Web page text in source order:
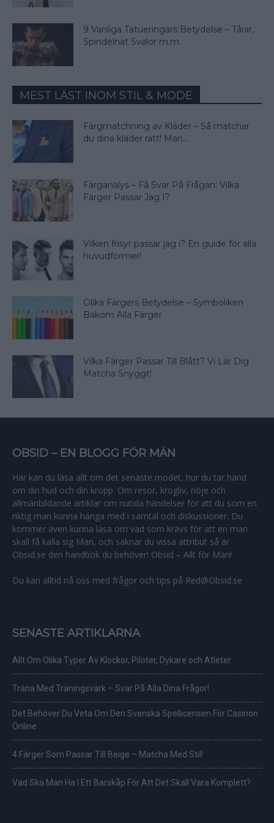
9 Vanliga Tatueringars Betydelse – Tårar,
Spindelnät Svalor m.m.
MEST LÄST INOM STIL & MODE
Färgmatchning av Kläder – Så matchar
du dina kläder rätt! Man...
Färganalys – Få Svar På Frågan: Vilka
Färger Passar Jag I?
Vilken frisyr passar jag i? En guide för alla
huvudformer!
Olika Färgers Betydelse – Symboliken
Bakom Alla Färger
Vilka Färger Passar Till Blått? Vi Lär Dig
Matcha Snyggt!
OBSID – EN BLOGG FÖR MÄN
Här kan du läsa allt om det senaste modet, hur du tar hand
om din hud och din kropp. Om resor, krogliv, nöje och
allmänbildande artiklar om nutida händelser för att du som en
riktig man kunna hänga med i samtal och diskussioner. Du
kommer även kunna läsa om vad som krävs för att en man
skall få kalla sig Man, och saknar du vissa attribut så är
Obsid.se den handbok du behöver! Obsid – Allt för Män!
Du kan alltid nå oss med frågor och tips på Red@Obsid.se
SENASTE ARTIKLARNA
Allt Om Olika Typer Av Klockor, Piloter, Dykare och Atleter
Träna Med Träningsvärk – Svar På Alla Dina Frågor!
Det Behöver Du Veta Om Den Svenska Spellicensen För Casinon
Online
4 Färger Som Passar Till Beige – Matcha Med Stil!
Vad Ska Man Ha I Ett Barskåp För Att Det Skall Vara Komplett?